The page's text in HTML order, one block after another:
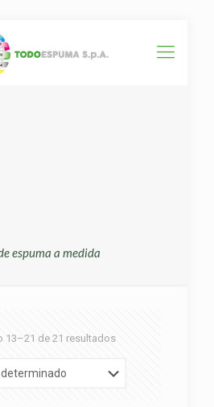
espuma a medida
13–21 de 21 resultados